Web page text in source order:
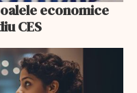
economice
CES